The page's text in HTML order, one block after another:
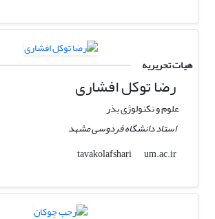
هیات تحریریه
رضا توکل افشاری
علوم و تکنولوژی بذر
استاد دانشگاه فردوسی مشهد
tavakolafshari
um.ac.ir